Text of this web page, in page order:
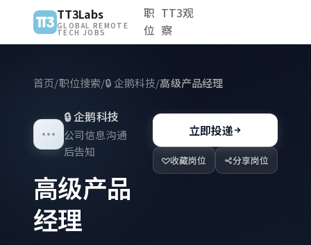
TT3Labs
GLOBAL REMOTE
TECH JOBS
职
位
TT3观
察
首页/职位搜索/🔒企鹅科技/高级产品经理
🔒企鹅科技
公司信息沟通
后告知
高级产品
经理
立即投递
收藏岗位 分享岗位